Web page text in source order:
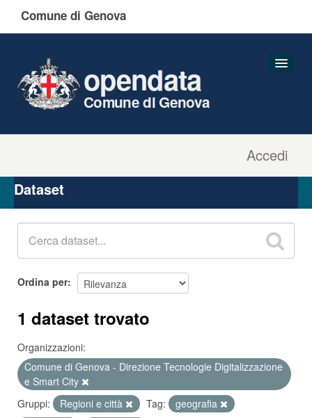
Comune di Genova
Accedi
opendata
Comune di Genova
Organizzazioni
Gruppi
Dataset
Ordina per
1 dataset trovato
Organizzazioni:
Comune di Genova - Direzione Tecnologie Digitalizzazione
e Smart City
Gruppi:
Regioni e città Tag:
geografia